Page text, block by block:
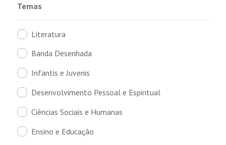
Temas
Literatura
Banda Desenhada
Infantis e Juvenis
Desenvolvimento Pessoal e Espiritual
Ciências Sociais e Humanas
Ensino e Educação